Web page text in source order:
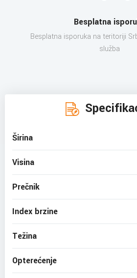
Besplatna
Besplatna isporuka na teritoriji
služba
Širina
Visina
Prečnik
Index brzine
Težina
Opterećenje